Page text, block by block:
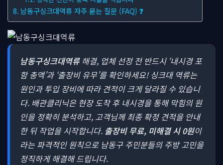
남동구싱크대역류 자주 묻는 질문 (FAQ) ❓
남동구싱크대역류해결, 업체 선정 전 반드시 ‘내시경 포
함 총액’과 ‘출장비 유무’를 확인하세요! 싱크대 역류는
원인과 투입 장비에 따라 견적이 크게 달라질 수 있습니
다. 배관클리닉은 현장 도착 후 내시경을 통해 막힘의 원
인을 정확히 분석하고, 고객님께 최종 확정 견적을 안내
한 뒤 작업을 시작합니다. 출장비 무료, 미해결 시 0원이
라는 파격적인 원칙으로 남동구 주민분들의 주방 고민을
정직하게 해결해 드립니다.